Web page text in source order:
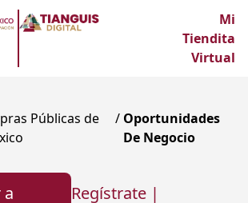
Mi
Tiendita
Virtual
Públicas de
/ Oportunidades
De Negocio
a
Regístrate |